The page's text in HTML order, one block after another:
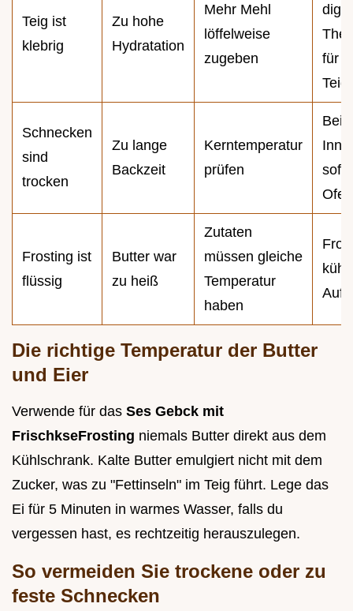
Teig ist
klebrig
Zu hohe
Hydratation
Mehr Mehl
löffelweise
zugeben
für
Schnecken
sind
trocken
Zu lange
Backzeit
Kerntemperatur
prüfen
Bei
Frosting ist
flüssig
Butter war
zu heiß
Zutaten
müssen gleiche
Temperatur
haben
Die richtige Temperatur der Butter
und Eier
Verwende für das Ses Gebck mit
FrischkseFrosting niemals Butter direkt aus dem
Kühlschrank. Kalte Butter emulgiert nicht mit dem
Zucker, was zu "Fettinseln" im Teig führt. Lege das
Ei für 5 Minuten in warmes Wasser, falls du
vergessen hast, es rechtzeitig herauszulegen.
So vermeiden Sie trockene oder zu
feste Schnecken